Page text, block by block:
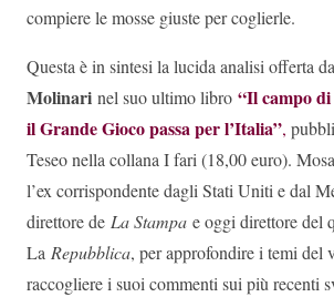
compiere le mosse giuste per coglierle.
Questa è in sintesi la lucida analisi offerta da
Molinari nel suo ultimo libro “Il campo
il Grande Gioco passa per l’Italia”,
Teseo nella collana I fari (18,00 euro).
l’ex corrispondente dagli Stati Uniti e dal
direttore de La Stampa e oggi direttore del
La Repubblica, per approfondire i temi del
raccogliere i suoi commenti sui più recenti